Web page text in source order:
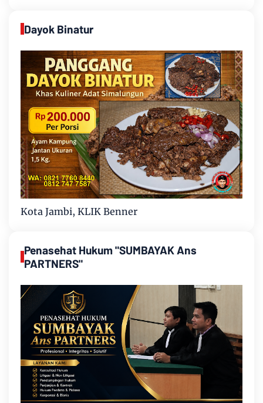
Dayok Binatur
Kota Jambi, KLIK Benner
Penasehat Hukum "SUMBAYAK Ans
PARTNERS"